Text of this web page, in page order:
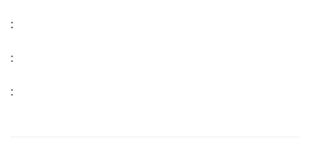
:
:
: